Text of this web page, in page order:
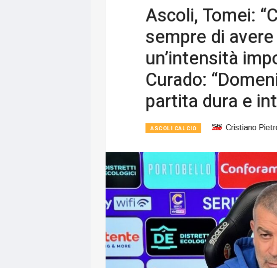
Ascoli, Tomei:
sempre di
un’intensità
Curado:
partita dura e
ASCOLI CALCIO Cristiano